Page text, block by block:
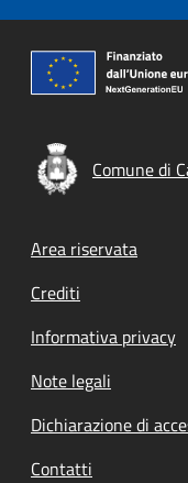
Comune di
Footer
Area riservata
Crediti
Informativa privacy
Note legali
Dichiarazione di
Contatti